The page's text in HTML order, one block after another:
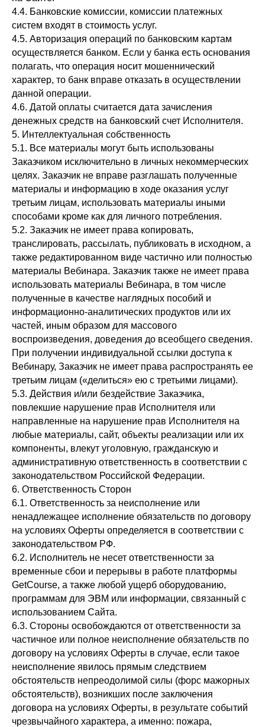
4.4. Банковские комиссии, комиссии платежных
систем входят в стоимость услуг.
4.5. Авторизация операций по банковским картам
осуществляется банком. Если у банка есть основания
полагать, что операция носит мошеннический
характер, то банк вправе отказать в осуществлении
данной операции.
4.6. Датой оплаты считается дата зачисления
денежных средств на банковский счет Исполнителя.
5. Интеллектуальная собственность
5.1. Все материалы могут быть использованы
Заказчиком исключительно в личных некоммерческих
целях. Заказчик не вправе разглашать полученные
материалы и информацию в ходе оказания услуг
третьим лицам, использовать материалы иными
способами кроме как для личного потребления.
5.2. Заказчик не имеет права копировать,
транслировать, рассылать, публиковать в исходном, а
также редактированном виде частично или полностью
материалы Вебинара. Заказчик также не имеет права
использовать материалы Вебинара, в том числе
полученные в качестве наглядных пособий и
информационно-аналитических продуктов или их
частей, иным образом для массового
воспроизведения, доведения до всеобщего сведения.
При получении индивидуальной ссылки доступа к
Вебинару, Заказчик не имеет права распространять ее
третьим лицам («делиться» ею с третьими лицами).
5.3. Действия и/или бездействие Заказчика,
повлекшие нарушение прав Исполнителя или
направленные на нарушение прав Исполнителя на
любые материалы, сайт, объекты реализации или их
компоненты, влекут уголовную, гражданскую и
административную ответственность в соответствии с
законодательством Российской Федерации.
6. Ответственность Сторон
6.1. Ответственность за неисполнение или
ненадлежащее исполнение обязательств по договору
на условиях Оферты определяется в соответствии с
законодательством РФ.
6.2. Исполнитель не несет ответственности за
временные сбои и перерывы в работе платформы
GetCourse, а также любой ущерб оборудованию,
программам для ЭВМ или информации, связанный с
использованием Сайта.
6.3. Стороны освобождаются от ответственности за
частичное или полное неисполнение обязательств по
договору на условиях Оферты в случае, если такое
неисполнение явилось прямым следствием
обстоятельств непреодолимой силы (форс мажорных
обстоятельств), возникших после заключения
договора на условиях Оферты, в результате событий
чрезвычайного характера, а именно: пожара,